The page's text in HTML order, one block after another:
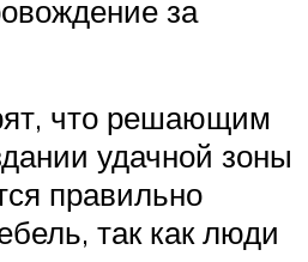
за
что решающим
удачной зоны
правильно
так как люди